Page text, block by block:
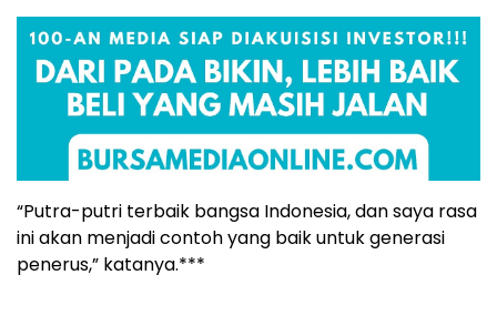
“Putra-putri terbaik bangsa Indonesia, dan saya rasa
ini akan menjadi contoh yang baik untuk generasi
penerus,” katanya.***